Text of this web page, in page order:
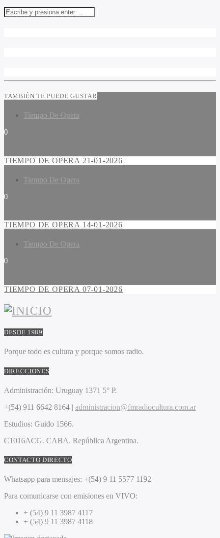
TAMBIÉN TE PUEDE GUSTAR
Tiempo De Opera
0
TIEMPO DE OPERA 21-01-2026
Tiempo De Opera
0
TIEMPO DE OPERA 14-01-2026
Tiempo De Opera
0
TIEMPO DE OPERA 07-01-2026
DESDE 1989
Porque todo es cultura y porque somos radio.
DIRECCIONES
Administración: Uruguay 1371 5° P.
+(54) 911 6642 8164 | administracion@fmradiocultura.com.ar
Estudios: Guido 1566.
C1016ACG. CABA. República Argentina.
CONTACTO DIRECTO
Whatsapp para mensajes: +(54) 9 11 5577 1192
Para comunicarse con emisiones en VIVO:
+ (54) 9 11 3987 4117
+ (54) 9 11 3987 4118